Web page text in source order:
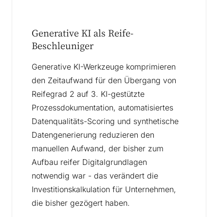
Generative KI als Reife-
Beschleuniger
Generative KI-Werkzeuge komprimieren
den Zeitaufwand für den Übergang von
Reifegrad 2 auf 3. KI-gestützte
Prozessdokumentation, automatisiertes
Datenqualitäts-Scoring und synthetische
Datengenerierung reduzieren den
manuellen Aufwand, der bisher zum
Aufbau reifer Digitalgrundlagen
notwendig war - das verändert die
Investitionskalkulation für Unternehmen,
die bisher gezögert haben.